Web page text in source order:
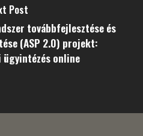
Post
továbbfejlesztése és
(ASP 2.0) projekt:
ügyintézés online